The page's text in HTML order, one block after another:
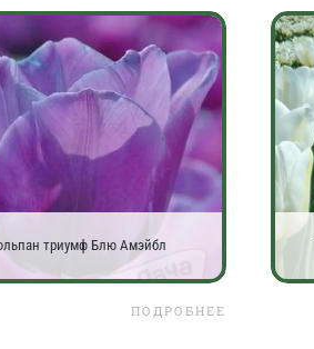
триумф Блю Амэйбл
ПОДРОБНЕЕ